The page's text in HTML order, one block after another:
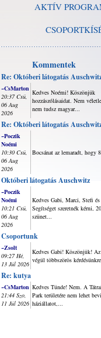
AKTÍV
Kommentek
Re: Októberi látogatás
~CsMarton
20:37 Csü,
06 Aug
2026
Kedves Noémi! Köszönjük
hozzászólásaidat. Nem
nem tudsz magyar...
Re: Októberi látogatás
~Poczik
Noémi
10:30 Csü,
06 Aug
2026
Bocsánat az lemaradt, hogy
Októberi látogatás Auschwitz
~Poczik
Noémi
10:21 Csü,
06 Aug
2026
Kedves Gabi, Marci, Stefi
Segítséget szeretnék kérni,
szünet...
Csoportunk
~Zsolt
09:27 Hé,
13 Júl 2026
Kedves Gabi! Köszönjük!
végül többszörös
Re: kutya
~CsMarton
21:44 Szo,
11 Júl 2026
Kedves Tünde! Nem. A
Park területére nem lehet
háziállatot,...